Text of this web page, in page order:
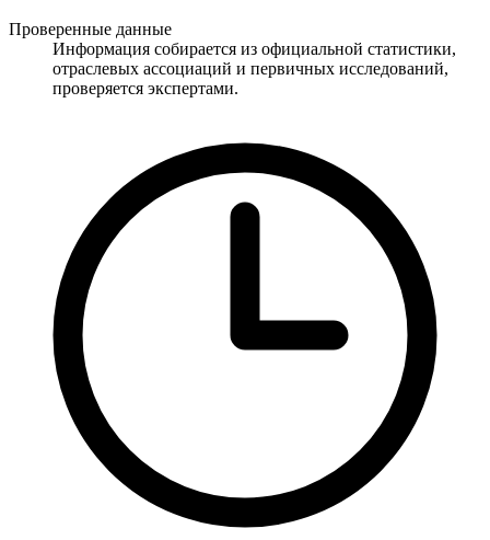
Проверенные данные
Информация собирается из официальной статистики,
отраслевых ассоциаций и первичных исследований,
проверяется экспертами.